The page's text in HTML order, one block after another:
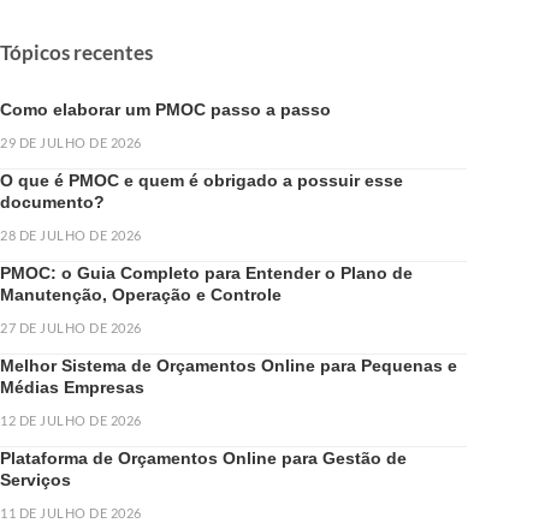
Tópicos recentes
Como elaborar um PMOC passo a passo
29 DE JULHO DE 2026
O que é PMOC e quem é obrigado a possuir esse
documento?
28 DE JULHO DE 2026
PMOC: o Guia Completo para Entender o Plano de
Manutenção, Operação e Controle
27 DE JULHO DE 2026
Melhor Sistema de Orçamentos Online para Pequenas e
Médias Empresas
12 DE JULHO DE 2026
Plataforma de Orçamentos Online para Gestão de
Serviços
11 DE JULHO DE 2026